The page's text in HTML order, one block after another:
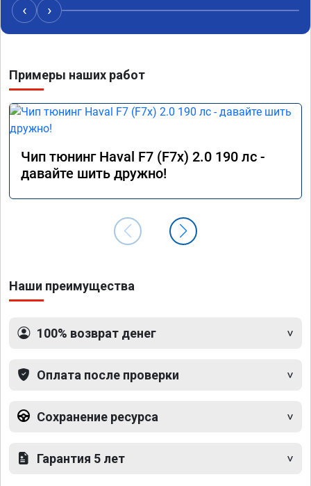
‹ ›
Примеры наших работ
Чип тюнинг Haval F7 (F7x) 2.0 190 лс -
давайте шить дружно!
Наши преимущества
100% возврат денег
Оплата после проверки
Сохранение ресурса
Гарантия 5 лет